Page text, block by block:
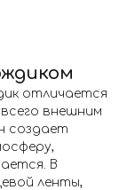
отличается
внешним
создает
В
ленты,